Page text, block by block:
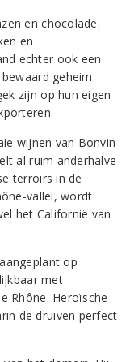
en chocolade.
en
echter ook een
geheim.
zijn op hun eigen
wijnen van Bonvin
al ruim anderhalve
terroirs in de
vallei, wordt
het Californië van
op
met
Rhône. Heroïsche
de druiven perfect